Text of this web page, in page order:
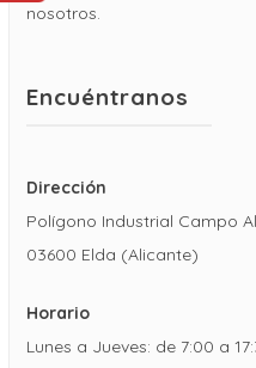
nosotros.
Encuéntranos
Dirección
Polígono Industrial Campo
03600 Elda (Alicante)
Horario
Lunes a Jueves: de 7:00 a